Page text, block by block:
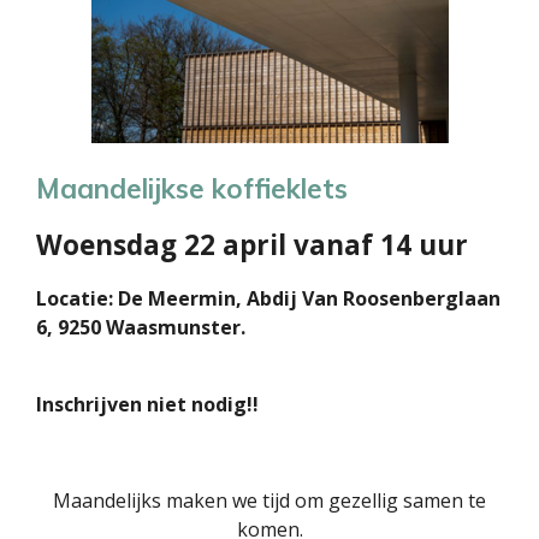
Maandelijkse koffieklets
Woensdag 22 april vanaf 14 uur
Locatie: De Meermin, Abdij Van Roosenberglaan
6, 9250 Waasmunster.
Inschrijven niet nodig!!
Maandelijks maken we tijd om gezellig samen te
komen.